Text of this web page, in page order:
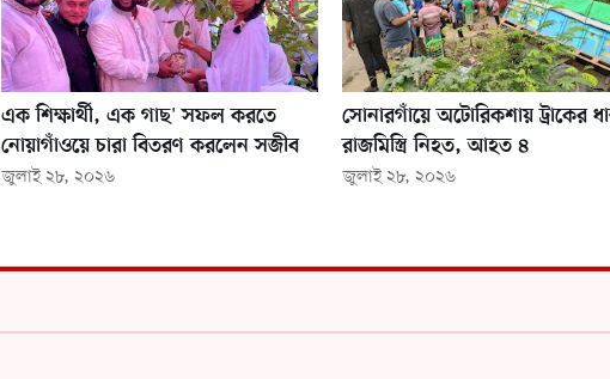
এক শিক্ষার্থী, এক গাছ' সফল করতে
নোয়াগাঁওয়ে চারা বিতরণ করলেন সজীব
জুলাই ২৮, ২০২৬
সোনারগাঁয়ে অটোরিকশায় ট্রাকের
রাজমিস্ত্রি নিহত, আহত ৪
জুলাই ২৮, ২০২৬